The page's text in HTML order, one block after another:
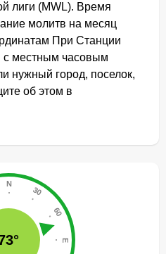
лиги (MWL). Время
молитв на месяц
При Станции
с местным часовым
нужный город, поселок,
об этом в